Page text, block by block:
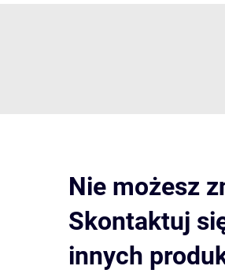
Nie możesz
Skontaktuj
innych